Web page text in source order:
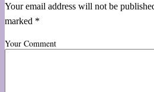
Your email address will not be
marked *
Your Comment